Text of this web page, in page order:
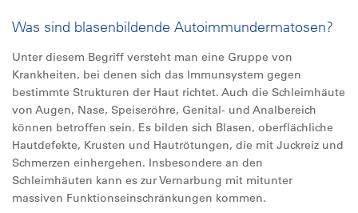
Was sind blasenbildende Autoimmundermatosen?
Unter diesem Begriff versteht man eine Gruppe von
Krankheiten, bei denen sich das Immunsystem gegen
bestimmte Strukturen der Haut richtet. Auch die Schleimhäute
von Augen, Nase, Speiseröhre, Genital- und Analbereich
können betroffen sein. Es bilden sich Blasen, oberflächliche
Hautdefekte, Krusten und Hautrötungen, die mit Juckreiz und
Schmerzen einhergehen. Insbesondere an den
Schleimhäuten kann es zur Vernarbung mit mitunter
massiven Funktionseinschränkungen kommen.